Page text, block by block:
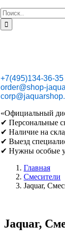
Результат
поиска:
+7(495)134-36-35
order@shop-
«Официальный
✔ Персональные
✔ Наличие на
✔ Выезд
✔ Нужны особые
Главная
Смесители
Jaquar,
Jaquar,